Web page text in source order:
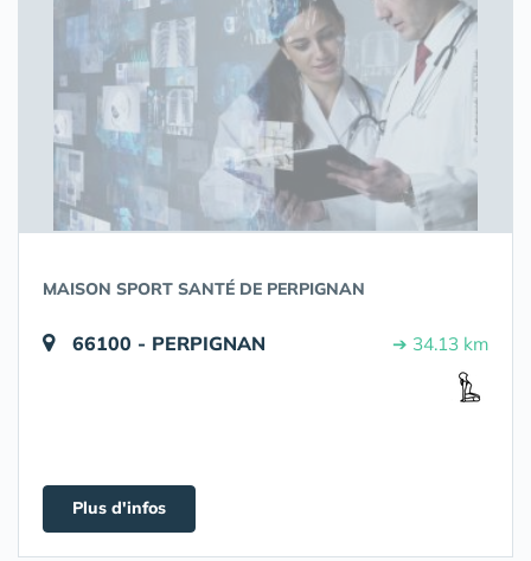
MAISON SPORT SANTÉ DE PERPIGNAN
66100 - PERPIGNAN ➔ 34.13 km
Plus d'infos